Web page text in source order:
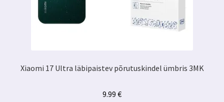
Xiaomi 17 Ultra läbipaistev põrutuskindel ümbris 3MK
9.99 €